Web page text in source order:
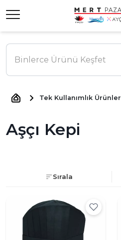
Tek Kullanımlık Ürünler
Aşçı Kepi
Sırala